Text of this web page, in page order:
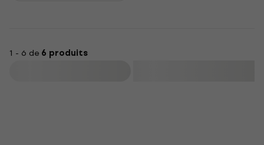
1 - 6 de 6 produits